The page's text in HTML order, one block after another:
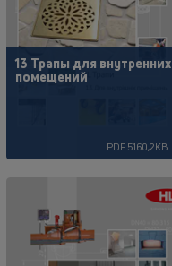
13 Трапы для внутренних
помещений
PDF 5160,2KB